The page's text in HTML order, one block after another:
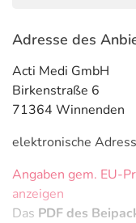
Adresse des
Acti Medi GmbH
Birkenstraße 6
71364 Winnenden
elektronische
Angaben gem. EU-
anzeigen
Das PDF des